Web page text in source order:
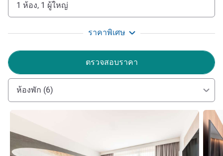
train station, with buses stopping right at our doorstep and
the marinaforum Regensburg within an easy 15-minute
Welcome to Novotel Regensburg Zentrum . Whatever
brings you to the beautiful Danube region, our modern
boutique hotel awaits you with warm hospitality that
makes every moment memorable.
Michael Kempf ฝ่ายบริหารโรงแรม
1 ห้อง, 1 ผู้ใหญ่
ราคาพิเศษ
ตรวจสอบราคา
ห้องพัก (6)
ดูรายละเอียด ดูราย